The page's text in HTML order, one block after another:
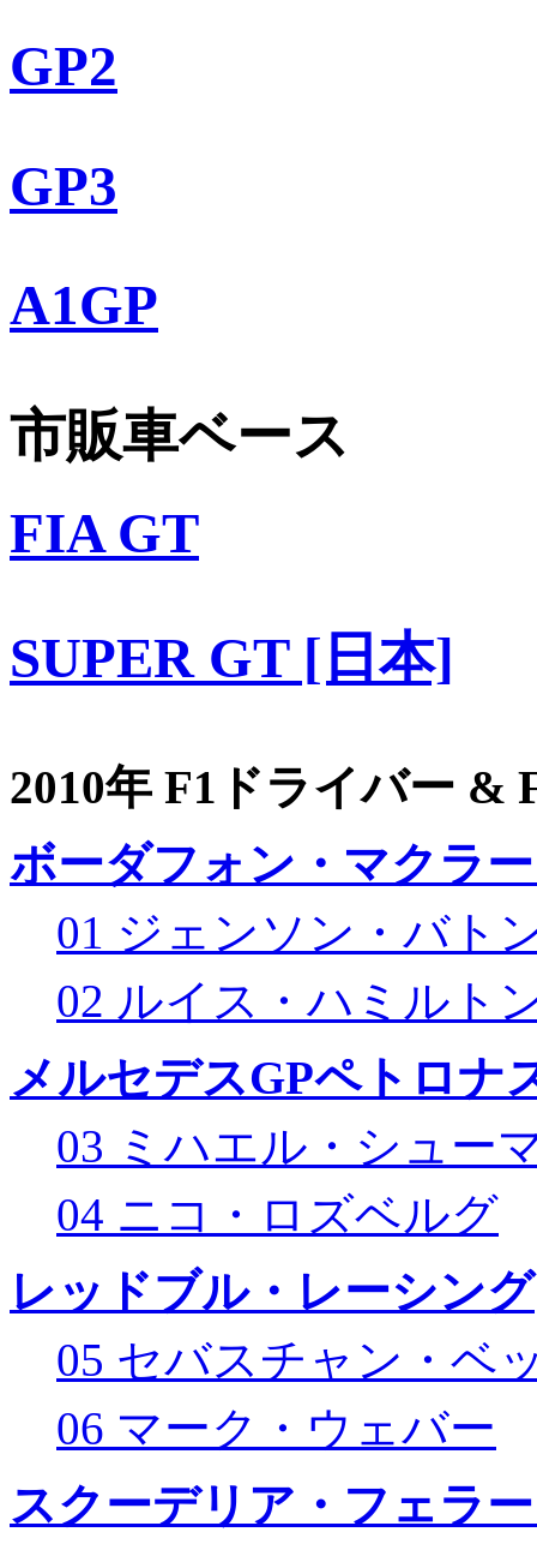
GP2
GP3
A1GP
市販車ベース
FIA GT
SUPER GT [日本]
2010年 F1ドライバー &
ボーダフォン・マクラ
01 ジェンソン・バト
02 ルイス・ハミルト
メルセデスGPペトロナ
03 ミハエル・シュー
04 ニコ・ロズベルグ
レッドブル・レーシング
05 セバスチャン・ベ
06 マーク・ウェバー
スクーデリア・フェラ